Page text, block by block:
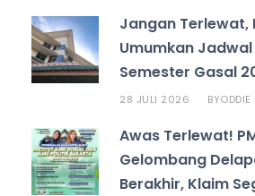
Jangan Terlewat,
Umumkan
Semester Gasal
28 JULI 2026 BYODDIE
Awas Terlewat!
Gelombang
Berakhir, Klaim